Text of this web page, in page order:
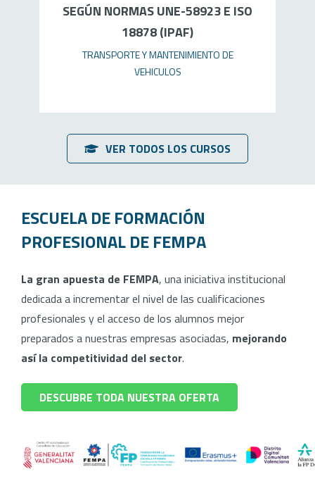
SEGÚN NORMAS UNE-58923 E ISO
18878 (IPAF)
TRANSPORTE Y MANTENIMIENTO DE
VEHICULOS
VER TODOS LOS CURSOS
ESCUELA DE FORMACIÓN
PROFESIONAL DE FEMPA
La gran apuesta de FEMPA, una iniciativa institucional
dedicada a incrementar el nivel de las cualificaciones
profesionales y el acceso de los alumnos mejor
preparados a nuestras empresas asociadas, mejorando
así la competitividad del sector.
DESCUBRE TODA NUESTRA OFERTA